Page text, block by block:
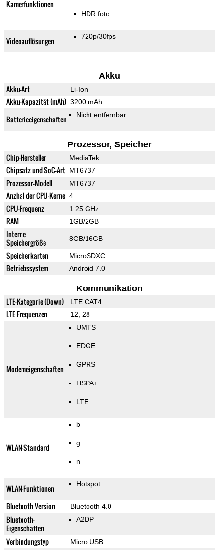
Kamerfunktionen
HDR foto
Videoauflösungen 720p/30fps
Akku
Akku-Art Li-Ion
Akku-Kapazität (mAh) 3200 mAh
Batterieeigenschaften Nicht entfernbar
Prozessor, Speicher
Chip-Hersteller MediaTek
Chipsatz und SoC-Art MT6737
Prozessor-Modell MT6737
Anzhal der CPU-Kerne 4
CPU-Frequenz 1.25 GHz
RAM 1GB/2GB
Interne
Speichergröße
8GB/16GB
Speicherkarten MicroSDXC
Betriebssystem Android 7.0
Kommunikation
LTE-Kategorie (Down) LTE CAT4
LTE Frequenzen 12, 28
Modemeigenschaften
UMTS
EDGE
GPRS
HSPA+
LTE
WLAN-Standard
b
g
n
WLAN-Funktionen Hotspot
Bluetooth Version Bluetooth 4.0
Bluetooth-
Eigenschaften
A2DP
Verbindungstyp Micro USB